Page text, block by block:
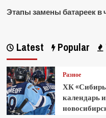
Этапы замены батареек в
Latest Popular
Разное
ХК
календарь